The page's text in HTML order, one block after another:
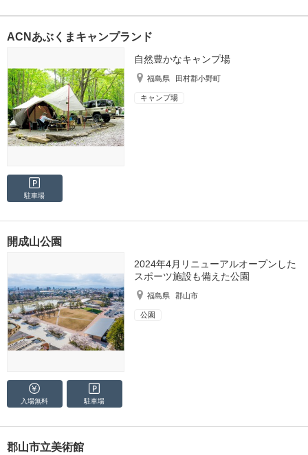
ACNあぶくまキャンプランド
自然豊かなキャンプ場
福島県 田村郡小野町
キャンプ場
駐車場
開成山公園
2024年4月リニューアルオープンした
スポーツ施設も備えた公園
福島県 郡山市
公園
入場無料 駐車場
郡山市立美術館